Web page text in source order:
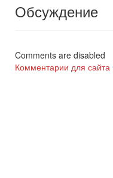
Обсуждение
Comments are disabled
Комментарии для сайта